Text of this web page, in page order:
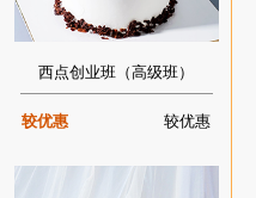
西点创业班（高级班）
较优惠 较优惠